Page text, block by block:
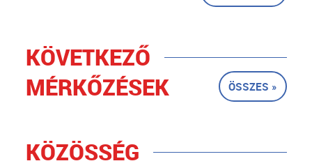
KÖVETKEZŐ
MÉRKŐZÉSEK
ÖSSZES »
KÖZÖSSÉG